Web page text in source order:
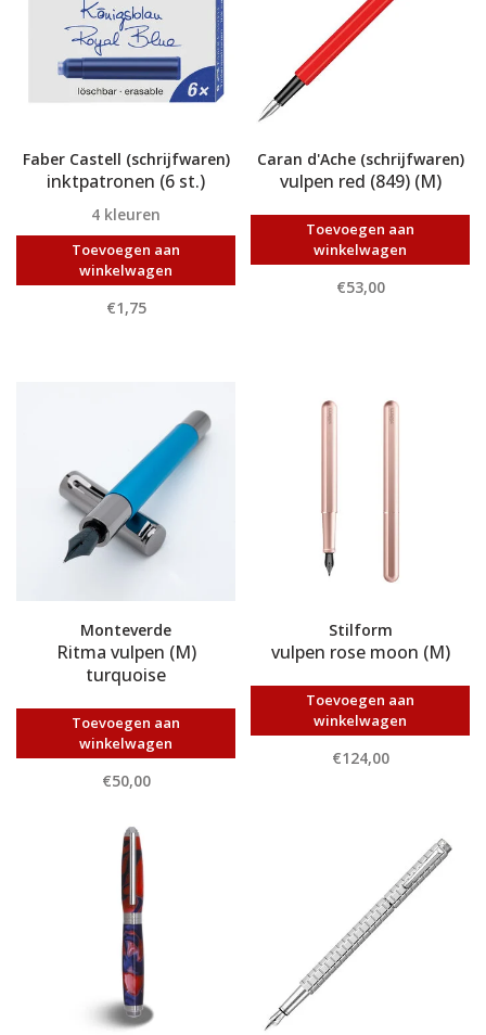
Faber Castell (schrijfwaren)
inktpatronen (6 st.)
4 kleuren
Toevoegen aan
winkelwagen
€1,75
Caran d'Ache (schrijfwaren)
vulpen red (849) (M)
Toevoegen aan
winkelwagen
€53,00
Monteverde
Ritma vulpen (M)
turquoise
Toevoegen aan
winkelwagen
€50,00
Stilform
vulpen rose moon (M)
Toevoegen aan
winkelwagen
€124,00